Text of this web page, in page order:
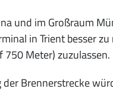
und im Großraum
in Trient besser
750 Meter) zuzulassen.
Brennerstrecke